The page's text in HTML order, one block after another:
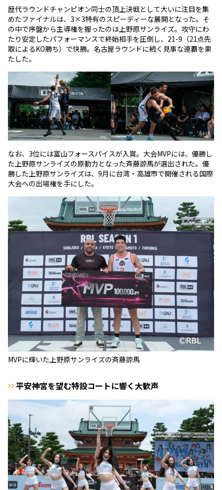
歴代ラウンドチャンピオン同士の頂上決戦として大いに注目を集
めたファイナルは、3×3特有のスピーディーな展開となった。そ
の中で序盤から主導権を握ったのは上野原サンライズ。攻守にわ
たり安定したパフォーマンスで終始相手を圧倒し、21-9（21点先
取によるKO勝ち）で快勝。名古屋ラウンドに続く見事な連覇を果
たした。
なお、3位には富山フォースパイスが入賞。大会MVPには、優勝し
た上野原サンライズの原動力となった斉藤諒馬が選出された。優
勝した上野原サンライズは、9月に台湾・高雄市で開催される国際
大会への出場権を手にした。
MVPに輝いた上野原サンライズの斉藤諒馬
平安神宮を望む特設コートに響く大歓声